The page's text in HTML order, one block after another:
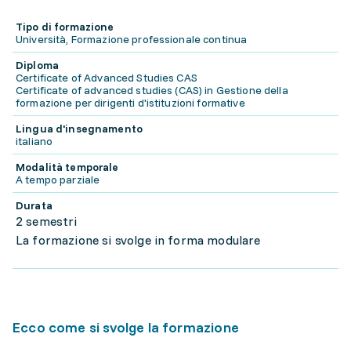
Tipo di formazione
Università, Formazione professionale continua
Diploma
Certificate of Advanced Studies CAS
Certificate of advanced studies (CAS) in Gestione della
formazione per dirigenti d'istituzioni formative
Lingua d'insegnamento
italiano
Modalità temporale
A tempo parziale
Durata
2 semestri
La formazione si svolge in forma modulare
Ecco come si svolge la formazione